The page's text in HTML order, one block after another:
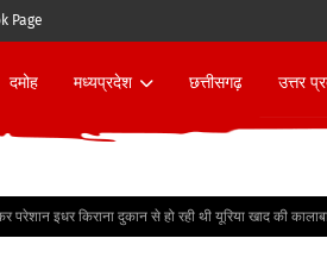
Page
दमोह मध्यप्रदेश छत्तीसगढ़ उत्तर
इधर किराना दुकान से हो रही थी यूरिया खाद की